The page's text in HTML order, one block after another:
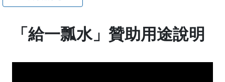
「給一瓢水」贊助用途說明